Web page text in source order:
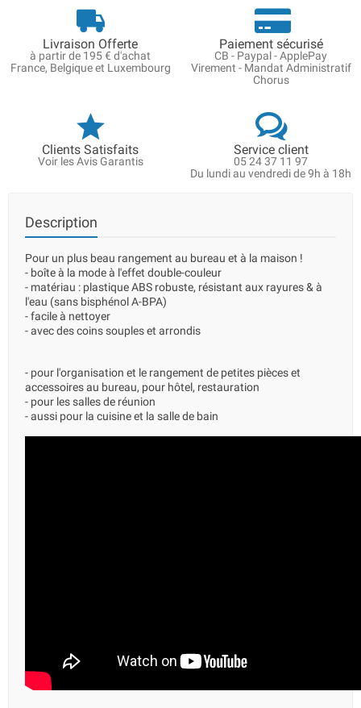
Livraison Offerte
à partir de 195 € d'achat
France, Belgique et Luxembourg
Paiement sécurisé
CB - Paypal - ApplePay
Virement - Mandat Administratif
Chorus
Clients Satisfaits
Voir les Avis Garantis
Service client
05 24 37 11 97
Du lundi au vendredi de 9h à 18h
Description
Pour un plus beau rangement au bureau et à la maison !
- boîte à la mode à l'effet double-couleur
- matériau : plastique ABS robuste, résistant aux rayures & à
l'eau (sans bisphénol A-BPA)
- facile à nettoyer
- avec des coins souples et arrondis
- pour l'organisation et le rangement de petites pièces et
accessoires au bureau, pour hôtel, restauration
- pour les salles de réunion
- aussi pour la cuisine et la salle de bain